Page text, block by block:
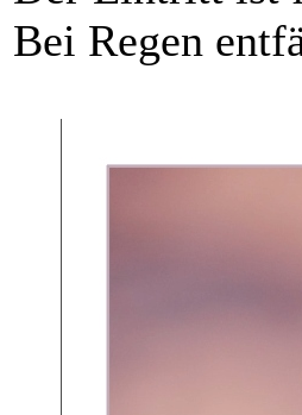
Bei Regen